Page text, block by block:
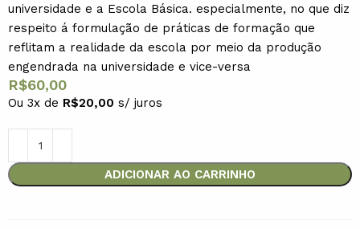
universidade e a Escola Básica. especialmente, no que diz
respeito á formulação de práticas de formação que
reflitam a realidade da escola por meio da produção
engendrada na universidade e vice-versa
R$60,00
Ou 3x de R$20,00 s/ juros
ADICIONAR AO CARRINHO